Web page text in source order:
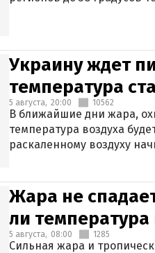
Украину ждет
температура
5 августа, 20:00 10562
В ближайшие дни жара,
температура воздуха
раскаленному воздуху
Жара не
ли температура
5 августа, 08:00 1285
Сильная жара и